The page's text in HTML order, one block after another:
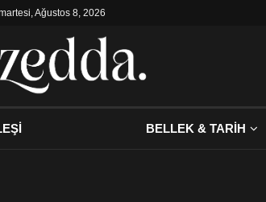
Ağustos 8, 2026
BELLEK & TARİH